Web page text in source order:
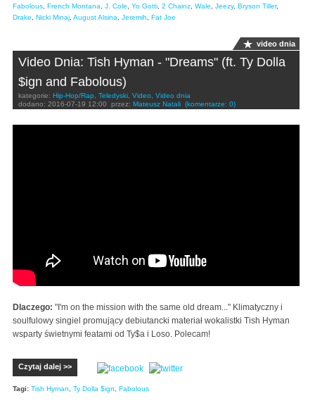
Fabolous French Montana J. Cole Yo Gotti 2 Chainz Wale Jeezy, Bryson Tiller,
Drake
Nicki Minaj August Alsina Jeremih Fat Joe
video dnia
Video Dnia: Tish Hyman - "Dreams" (ft. Ty Dolla
$ign and Fabolous)
kategorie: Hip-Hop/Rap Teledyski Video
Video dnia
dodano: 2016-07-19 12:00 przez: Mateusz Natali (komentarze: 0)
Dlaczego: "I'm on the mission with the same old dream..." Klimatyczny i
soulfulowy singiel promujący debiutancki materiał wokalistki Tish Hyman
wsparty świetnymi featami od Ty$a i Loso. Polecam!
Czytaj dalej >>
Tagi: Tish Hyman Ty Dolla $ign Fabolous